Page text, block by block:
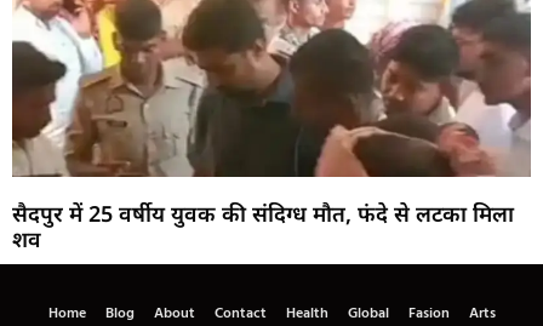
सैदपुर में 25 वर्षीय युवक की संदिग्ध मौत, फंदे से लटका मिला
शव
Home Blog About Contact Health Global Fasion Arts